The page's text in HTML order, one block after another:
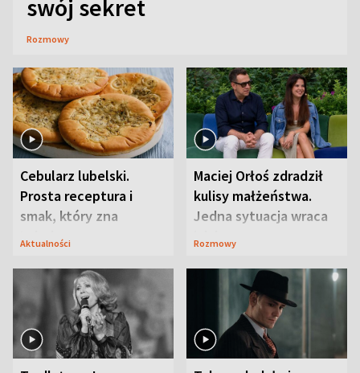
swój sekret
Rozmowy
Cebularz lubelski.
Prosta receptura i
smak, który zna
Lubelszczyzna
Aktualności
Maciej Orłoś zdradził
kulisy małżeństwa.
Jedna sytuacja wraca
jak bumerang
Rozmowy